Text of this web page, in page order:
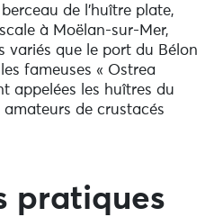
de l’huître plate,
à Moëlan-sur-Mer,
variés que le port du Bélon
fameuses « Ostrea
appelées les huîtres du
amateurs de crustacés
unique, mêlant
pratiques